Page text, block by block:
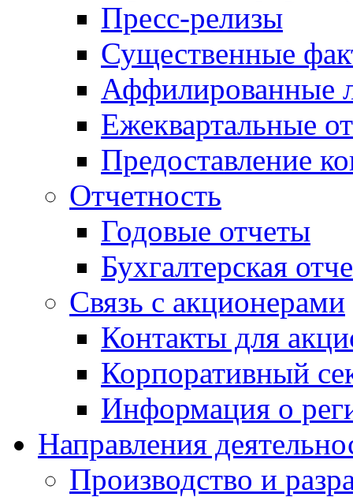
Пресс-релизы
Существенные
Аффилированные
Ежеквартальные
Предоставление
Отчетность
Годовые отчеты
Бухгалтерская
Связь с акционерами
Контакты для
Корпоративный
Информация о
Направления
Производство и